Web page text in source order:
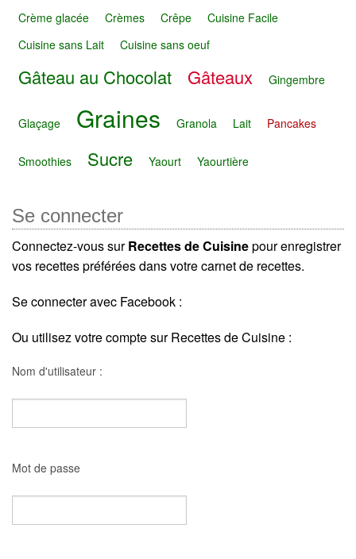
Crème glacée Crèmes Crêpe
Cuisine Facile
Cuisine sans Lait
Cuisine sans oeuf
Gâteau au Chocolat Gâteaux Gingembre
Glaçage Graines Granola Lait Pancakes
Smoothies Sucre Yaourt Yaourtière
Se connecter
Connectez-vous surRecettes de Cuisinepour enregistrer
vos recettes préférées dans votre carnet de recettes.
Se connecter avec Facebook :
Ou utilisez votre compte sur Recettes de Cuisine :
Nom d'utilisateur :
Mot de passe